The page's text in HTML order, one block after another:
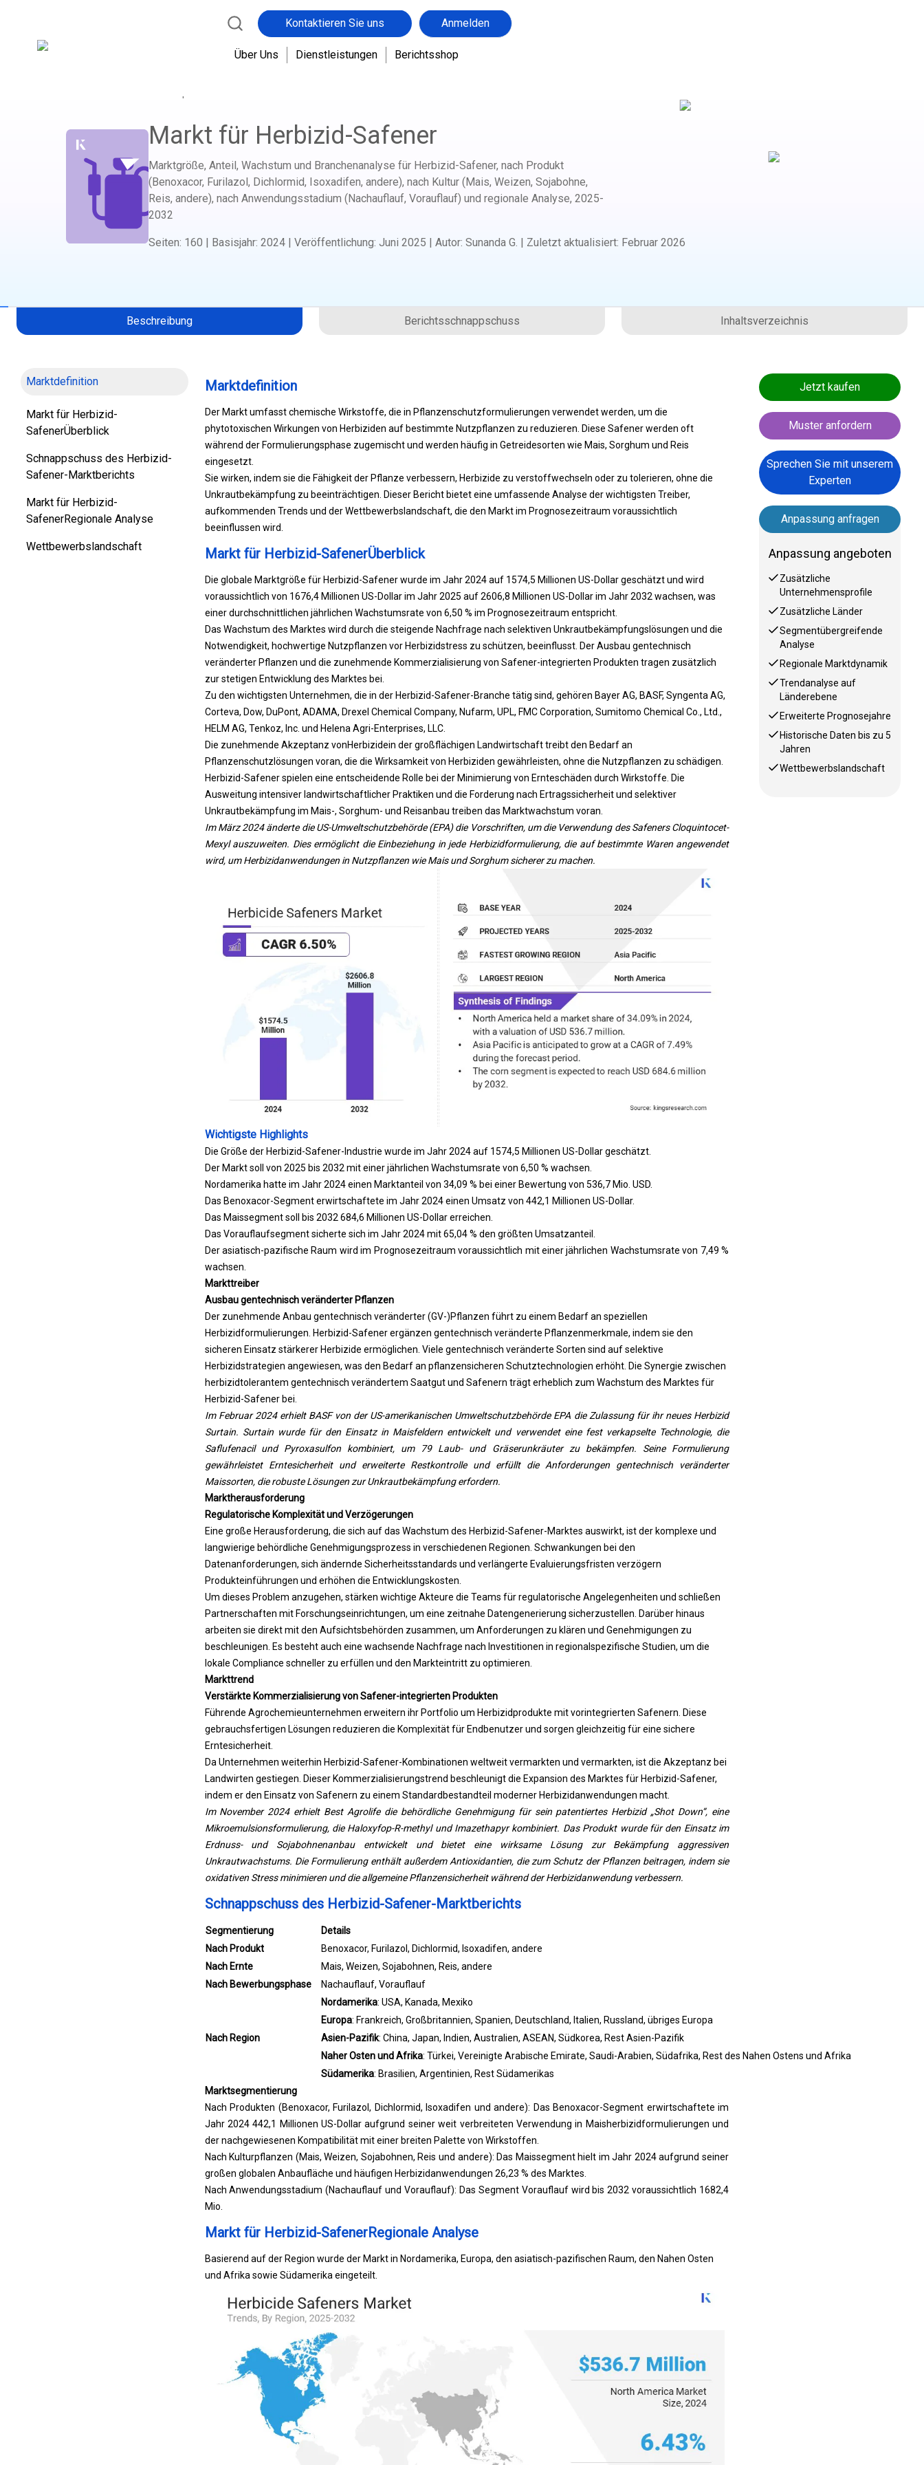
Kontaktieren Sie uns Anmelden
Markt für Herbizid-Safener
Marktgröße, Anteil, Wachstum und Branchenanalyse für Herbizid-Safener, nach Produkt
(Benoxacor, Furilazol, Dichlormid, Isoxadifen, andere), nach Kultur (Mais, Weizen, Sojabohne,
Reis, andere), nach Anwendungsstadium (Nachauflauf, Vorauflauf) und regionale Analyse, 2025-
2032
Seiten: 160 | Basisjahr: 2024 | Veröffentlichung: Juni 2025 | Autor: Sunanda G. | Zuletzt aktualisiert: Februar 2026
Beschreibung Berichtsschnappschuss Inhaltsverzeichnis
Marktdefinition
Markt für Herbizid-
SafenerÜberblick
Schnappschuss des Herbizid-
Safener-Marktberichts
Markt für Herbizid-
SafenerRegionale Analyse
Wettbewerbslandschaft
Marktdefinition
Der Markt umfasst chemische Wirkstoffe, die in Pflanzenschutzformulierungen verwendet werden, um die
phytotoxischen Wirkungen von Herbiziden auf bestimmte Nutzpflanzen zu reduzieren. Diese Safener werden oft
während der Formulierungsphase zugemischt und werden häufig in Getreidesorten wie Mais, Sorghum und Reis
eingesetzt.
Sie wirken, indem sie die Fähigkeit der Pflanze verbessern, Herbizide zu verstoffwechseln oder zu tolerieren, ohne die
Unkrautbekämpfung zu beeinträchtigen. Dieser Bericht bietet eine umfassende Analyse der wichtigsten Treiber,
aufkommenden Trends und der Wettbewerbslandschaft, die den Markt im Prognosezeitraum voraussichtlich
beeinflussen wird.
Markt für Herbizid-SafenerÜberblick
Die globale Marktgröße für Herbizid-Safener wurde im Jahr 2024 auf 1574,5 Millionen US-Dollar geschätzt und wird
voraussichtlich von 1676,4 Millionen US-Dollar im Jahr 2025 auf 2606,8 Millionen US-Dollar im Jahr 2032 wachsen, was
einer durchschnittlichen jährlichen Wachstumsrate von 6,50 % im Prognosezeitraum entspricht.
Das Wachstum des Marktes wird durch die steigende Nachfrage nach selektiven Unkrautbekämpfungslösungen und die
Notwendigkeit, hochwertige Nutzpflanzen vor Herbizidstress zu schützen, beeinflusst. Der Ausbau gentechnisch
veränderter Pflanzen und die zunehmende Kommerzialisierung von Safener-integrierten Produkten tragen zusätzlich
zur stetigen Entwicklung des Marktes bei.
Zu den wichtigsten Unternehmen, die in der Herbizid-Safener-Branche tätig sind, gehören Bayer AG, BASF, Syngenta AG,
Corteva, Dow, DuPont, ADAMA, Drexel Chemical Company, Nufarm, UPL, FMC Corporation, Sumitomo Chemical Co., Ltd.,
HELM AG, Tenkoz, Inc. und Helena Agri-Enterprises, LLC.
Die zunehmende Akzeptanz vonHerbizidein der großflächigen Landwirtschaft treibt den Bedarf an
Pflanzenschutzlösungen voran, die die Wirksamkeit von Herbiziden gewährleisten, ohne die Nutzpflanzen zu schädigen.
Herbizid-Safener spielen eine entscheidende Rolle bei der Minimierung von Ernteschäden durch Wirkstoffe. Die
Ausweitung intensiver landwirtschaftlicher Praktiken und die Forderung nach Ertragssicherheit und selektiver
Unkrautbekämpfung im Mais-, Sorghum- und Reisanbau treiben das Marktwachstum voran.
Im März 2024 änderte die US-Umweltschutzbehörde (EPA) die Vorschriften, um die Verwendung des Safeners Cloquintocet-
Mexyl auszuweiten. Dies ermöglicht die Einbeziehung in jede Herbizidformulierung, die auf bestimmte Waren angewendet
wird, um Herbizidanwendungen in Nutzpflanzen wie Mais und Sorghum sicherer zu machen.
Wichtigste Highlights
Die Größe der Herbizid-Safener-Industrie wurde im Jahr 2024 auf 1574,5 Millionen US-Dollar geschätzt.
Der Markt soll von 2025 bis 2032 mit einer jährlichen Wachstumsrate von 6,50 % wachsen.
Nordamerika hatte im Jahr 2024 einen Marktanteil von 34,09 % bei einer Bewertung von 536,7 Mio. USD.
Das Benoxacor-Segment erwirtschaftete im Jahr 2024 einen Umsatz von 442,1 Millionen US-Dollar.
Das Maissegment soll bis 2032 684,6 Millionen US-Dollar erreichen.
Das Vorauflaufsegment sicherte sich im Jahr 2024 mit 65,04 % den größten Umsatzanteil.
Der asiatisch-pazifische Raum wird im Prognosezeitraum voraussichtlich mit einer jährlichen Wachstumsrate von 7,49 %
wachsen.
Markttreiber
Ausbau gentechnisch veränderter Pflanzen
Der zunehmende Anbau gentechnisch veränderter (GV-)Pflanzen führt zu einem Bedarf an speziellen
Herbizidformulierungen. Herbizid-Safener ergänzen gentechnisch veränderte Pflanzenmerkmale, indem sie den
sicheren Einsatz stärkerer Herbizide ermöglichen. Viele gentechnisch veränderte Sorten sind auf selektive
Herbizidstrategien angewiesen, was den Bedarf an pflanzensicheren Schutztechnologien erhöht. Die Synergie zwischen
herbizidtolerantem gentechnisch verändertem Saatgut und Safenern trägt erheblich zum Wachstum des Marktes für
Herbizid-Safener bei.
Im Februar 2024 erhielt BASF von der US-amerikanischen Umweltschutzbehörde EPA die Zulassung für ihr neues Herbizid
Surtain. Surtain wurde für den Einsatz in Maisfeldern entwickelt und verwendet eine fest verkapselte Technologie, die
Saflufenacil und Pyroxasulfon kombiniert, um 79 Laub- und Gräserunkräuter zu bekämpfen. Seine Formulierung
gewährleistet Erntesicherheit und erweiterte Restkontrolle und erfüllt die Anforderungen gentechnisch veränderter
Maissorten, die robuste Lösungen zur Unkrautbekämpfung erfordern.
Marktherausforderung
Regulatorische Komplexität und Verzögerungen
Eine große Herausforderung, die sich auf das Wachstum des Herbizid-Safener-Marktes auswirkt, ist der komplexe und
langwierige behördliche Genehmigungsprozess in verschiedenen Regionen. Schwankungen bei den
Datenanforderungen, sich ändernde Sicherheitsstandards und verlängerte Evaluierungsfristen verzögern
Produkteinführungen und erhöhen die Entwicklungskosten.
Um dieses Problem anzugehen, stärken wichtige Akteure die Teams für regulatorische Angelegenheiten und schließen
Partnerschaften mit Forschungseinrichtungen, um eine zeitnahe Datengenerierung sicherzustellen. Darüber hinaus
arbeiten sie direkt mit den Aufsichtsbehörden zusammen, um Anforderungen zu klären und Genehmigungen zu
beschleunigen. Es besteht auch eine wachsende Nachfrage nach Investitionen in regionalspezifische Studien, um die
lokale Compliance schneller zu erfüllen und den Markteintritt zu optimieren.
Markttrend
Verstärkte Kommerzialisierung von Safener-integrierten Produkten
Führende Agrochemieunternehmen erweitern ihr Portfolio um Herbizidprodukte mit vorintegrierten Safenern. Diese
gebrauchsfertigen Lösungen reduzieren die Komplexität für Endbenutzer und sorgen gleichzeitig für eine sichere
Erntesicherheit.
Da Unternehmen weiterhin Herbizid-Safener-Kombinationen weltweit vermarkten und vermarkten, ist die Akzeptanz bei
Landwirten gestiegen. Dieser Kommerzialisierungstrend beschleunigt die Expansion des Marktes für Herbizid-Safener,
indem er den Einsatz von Safenern zu einem Standardbestandteil moderner Herbizidanwendungen macht.
Im November 2024 erhielt Best Agrolife die behördliche Genehmigung für sein patentiertes Herbizid „Shot Down“, eine
Mikroemulsionsformulierung, die Haloxyfop-R-methyl und Imazethapyr kombiniert. Das Produkt wurde für den Einsatz im
Erdnuss- und Sojabohnenanbau entwickelt und bietet eine wirksame Lösung zur Bekämpfung aggressiven
Unkrautwachstums. Die Formulierung enthält außerdem Antioxidantien, die zum Schutz der Pflanzen beitragen, indem sie
oxidativen Stress minimieren und die allgemeine Pflanzensicherheit während der Herbizidanwendung verbessern.
Schnappschuss des Herbizid-Safener-Marktberichts
Segmentierung
Details
Nach Produkt
Benoxacor, Furilazol, Dichlormid, Isoxadifen, andere
Nach Ernte
Mais, Weizen, Sojabohnen, Reis, andere
Nach Bewerbungsphase
Nachauflauf, Vorauflauf
Nach Region
Nordamerika: USA, Kanada, Mexiko
Europa: Frankreich, Großbritannien, Spanien, Deutschland, Italien, Russland, übriges Europa
Asien-Pazifik: China, Japan, Indien, Australien, ASEAN, Südkorea, Rest Asien-Pazifik
Naher Osten und Afrika: Türkei, Vereinigte Arabische Emirate, Saudi-Arabien, Südafrika, Rest des Nahen Ostens und Afrika
Südamerika: Brasilien, Argentinien, Rest Südamerikas
Marktsegmentierung
Nach Produkten (Benoxacor, Furilazol, Dichlormid, Isoxadifen und andere): Das Benoxacor-Segment erwirtschaftete im
Jahr 2024 442,1 Millionen US-Dollar aufgrund seiner weit verbreiteten Verwendung in Maisherbizidformulierungen und
der nachgewiesenen Kompatibilität mit einer breiten Palette von Wirkstoffen.
Nach Kulturpflanzen (Mais, Weizen, Sojabohnen, Reis und andere): Das Maissegment hielt im Jahr 2024 aufgrund seiner
großen globalen Anbaufläche und häufigen Herbizidanwendungen 26,23 % des Marktes.
Nach Anwendungsstadium (Nachauflauf und Vorauflauf): Das Segment Vorauflauf wird bis 2032 voraussichtlich 1682,4
Mio.
Markt für Herbizid-SafenerRegionale Analyse
Basierend auf der Region wurde der Markt in Nordamerika, Europa, den asiatisch-pazifischen Raum, den Nahen Osten
und Afrika sowie Südamerika eingeteilt.
Jetzt kaufen
Muster anfordern
Sprechen Sie mit unserem
Experten
Anpassung anfragen
Anpassung angeboten
Zusätzliche
Unternehmensprofile
Zusätzliche Länder
Segmentübergreifende
Analyse
Regionale Marktdynamik
Trendanalyse auf
Länderebene
Erweiterte Prognosejahre
Historische Daten bis zu 5
Jahren
Wettbewerbslandschaft